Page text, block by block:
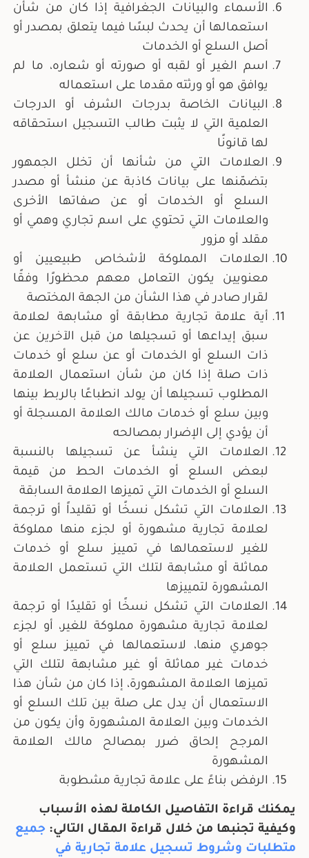
الأسماء والبيانات الجغرافية إذا كان من شأن
استعمالها أن يحدث لبسًا فيما يتعلق بمصدر أو
أصل السلع أو الخدمات
اسم الغير أو لقبه أو صورته أو شعاره، ما لم
يوافق هو أو ورثته مقدما على استعماله
البيانات الخاصة بدرجات الشرف أو الدرجات
العلمية التي لا يثبت طالب التسجيل استحقاقه
لها قانونًا
العلامات التي من شأنها أن تخلل الجمهور
بتضمّنها على بيانات كاذبة عن منشأ أو مصدر
السلع أو الخدمات أو عن صفاتها الأخرى
والعلامات التي تحتوي على اسم تجاري وهمي أو
مقلد أو مزور
العلامات المملوكة لأشخاص طبيعيين أو
معنويين يكون التعامل معهم محظورًا وفقًا
لقرار صادر في هذا الشأن من الجهة المختصة
أية علامة تجارية مطابقة أو مشابهة لعلامة
سبق إيداعها أو تسجيلها من قبل الآخرين عن
ذات السلع أو الخدمات أو عن سلع أو خدمات
ذات صلة إذا كان من شأن استعمال العلامة
المطلوب تسجيلها أن يولد انطباعًا بالربط بينها
وبين سلع أو خدمات مالك العلامة المسجلة أو
أن يؤدي إلى الإضرار بمصالحه
العلامات التي ينشأ عن تسجيلها بالنسبة
لبعض السلع أو الخدمات الحط من قيمة
السلع أو الخدمات التي تميزها العلامة السابقة
العلامات التي تشكل نسخًا أو تقليداً أو ترجمة
لعلامة تجارية مشهورة أو لجزء منها مملوكة
للغير لاستعمالها في تمييز سلع أو خدمات
مماثلة أو مشابهة لتلك التي تستعمل العلامة
المشهورة لتمييزها
العلامات التي تشكل نسخًا أو تقليدًا أو ترجمة
لعلامة تجارية مشهورة مملوكة للغير، أو لجزء
جوهري منها، لاستعمالها في تمييز سلع أو
خدمات غير مماثلة أو غير مشابهة لتلك التي
تميزها العلامة المشهورة، إذا كان من شأن هذا
الاستعمال أن يدل على صلة بين تلك السلع أو
الخدمات وبين العلامة المشهورة وأن يكون من
المرجح إلحاق ضرر بمصالح مالك العلامة
المشهورة
الرفض بناءً على علامة تجارية مشطوبة
يمكنك قراءة التفاصيل الكاملة لهذه الأسباب
وكيفية تجنبها من خلال قراءة المقال التالي:جميع
متطلبات وشروط تسجيل علامة تجارية في